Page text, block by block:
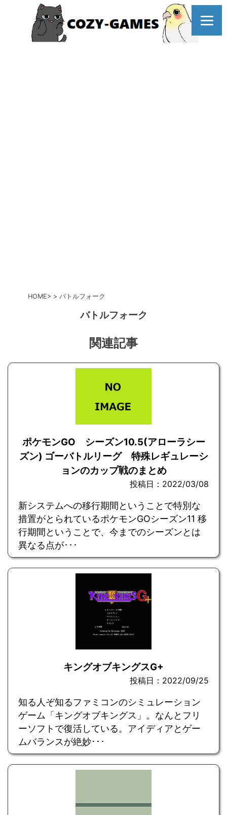
HOME バトルフォーク
バトルフォーク
関連記事
ポケモンGO シーズン10.5(アローラシー
ズン) ゴーバトルリーグ 特殊レギュレーシ
ョンのカップ戦のまとめ
投稿日：2022/03/08
新システムへの移行期間ということで特別な
措置がとられているポケモンGOシーズン11 移
行期間ということで、今までのシーズンとは
異なる点が･･･
キングオブキングスG+
投稿日：2022/09/25
知る人ぞ知るファミコンのシミュレーション
ゲーム「キングオブキングス」。なんとフリ
ーソフトで復活している。アイディアとゲー
ムバランスが絶妙･･･